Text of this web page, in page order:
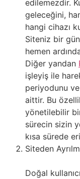
edilemezdir.
geleceğini,
hangi cihazı
Siteniz bir
hemen
Diğer yandan
işleyiş ile
periyodunu ve
aittir. Bu
yönetilebilir
sürecin sizin
kısa sürede
Siteden
Doğal